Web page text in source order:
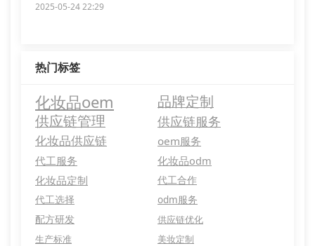
2025-05-24 22:29
热门标签
化妆品oem
品牌定制
供应链管理
供应链服务
化妆品供应链
oem服务
代工服务
化妆品odm
化妆品定制
代工合作
代工选择
odm服务
配方研发
供应链优化
生产标准
美妆定制